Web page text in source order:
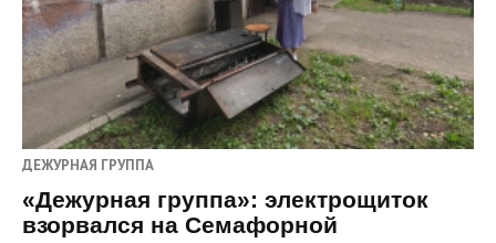
ДЕЖУРНАЯ ГРУППА
«Дежурная группа»: электрощиток
взорвался на Семафорной